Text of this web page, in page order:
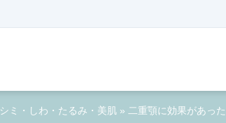
シミ・しわ・たるみ・美肌 » 二重顎に効果があっ